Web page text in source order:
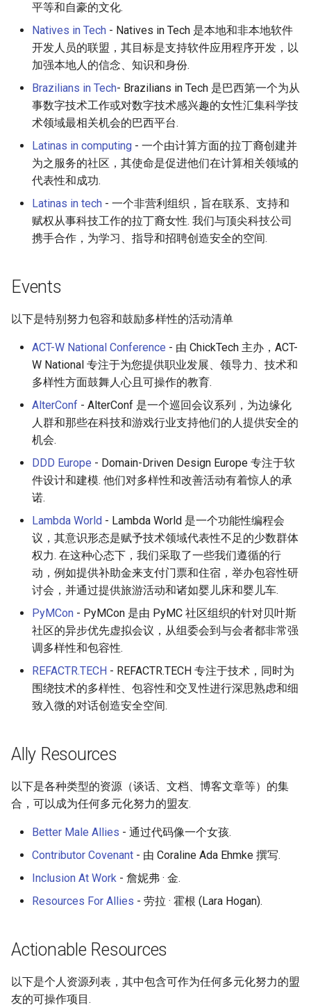
平等和自豪的文化.
Natives in Tech - Natives in Tech 是本地和非本地软件
开发人员的联盟，其目标是支持软件应用程序开发，以
加强本地人的信念、知识和身份.
Brazilians in Tech- Brazilians in Tech 是巴西第一个为从
事数字技术工作或对数字技术感兴趣的女性汇集科学技
术领域最相关机会的巴西平台.
Latinas in computing - 一个由计算方面的拉丁裔创建并
为之服务的社区，其使命是促进他们在计算相关领域的
代表性和成功.
Latinas in tech - 一个非营利组织，旨在联系、支持和
赋权从事科技工作的拉丁裔女性. 我们与顶尖科技公司
携手合作，为学习、指导和招聘创造安全的空间.
Events
以下是特别努力包容和鼓励多样性的活动清单
ACT-W National Conference - 由 ChickTech 主办，ACT-
W National 专注于为您提供职业发展、领导力、技术和
多样性方面鼓舞人心且可操作的教育.
AlterConf - AlterConf 是一个巡回会议系列，为边缘化
人群和那些在科技和游戏行业支持他们的人提供安全的
机会.
DDD Europe - Domain-Driven Design Europe 专注于软
件设计和建模. 他们对多样性和改善活动有着惊人的承
诺.
Lambda World - Lambda World 是一个功能性编程会
议，其意识形态是赋予技术领域代表性不足的少数群体
权力. 在这种心态下，我们采取了一些我们遵循的行
动，例如提供补助金来支付门票和住宿，举办包容性研
讨会，并通过提供旅游活动和诸如婴儿床和婴儿车.
PyMCon - PyMCon 是由 PyMC 社区组织的针对贝叶斯
社区的异步优先虚拟会议，从组委会到与会者都非常强
调多样性和包容性.
REFACTR.TECH - REFACTR.TECH 专注于技术，同时为
围绕技术的多样性、包容性和交叉性进行深思熟虑和细
致入微的对话创造安全空间.
Ally Resources
以下是各种类型的资源（谈话、文档、博客文章等）的集
合，可以成为任何多元化努力的盟友.
Better Male Allies - 通过代码像一个女孩.
Contributor Covenant - 由 Coraline Ada Ehmke 撰写.
Inclusion At Work - 詹妮弗 · 金.
Resources For Allies - 劳拉 · 霍根 (Lara Hogan).
Actionable Resources
以下是个人资源列表，其中包含可作为任何多元化努力的盟
友的可操作项目.